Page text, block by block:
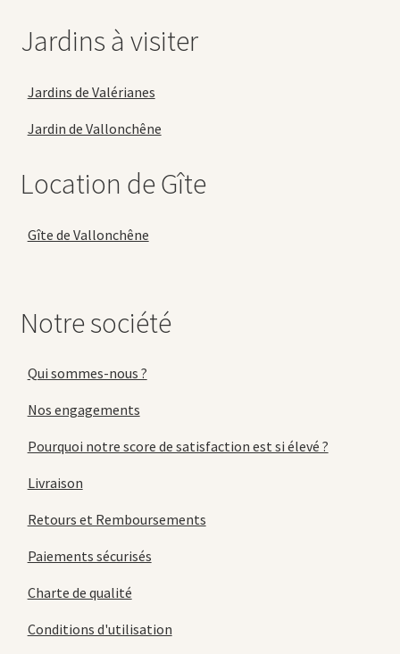
Jardins à visiter
Jardins de Valérianes
Jardin de Vallonchêne
Location de Gîte
Gîte de Vallonchêne
Notre société
Qui sommes-nous ?
Nos engagements
Pourquoi notre score de satisfaction est si élevé ?
Livraison
Retours et Remboursements
Paiements sécurisés
Charte de qualité
Conditions d'utilisation